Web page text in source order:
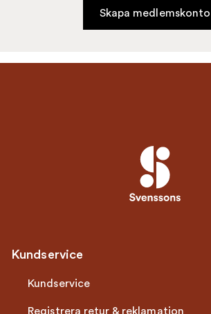
Skapa medlemskonto
Kundservice
Kundservice
Registrera retur & reklamation